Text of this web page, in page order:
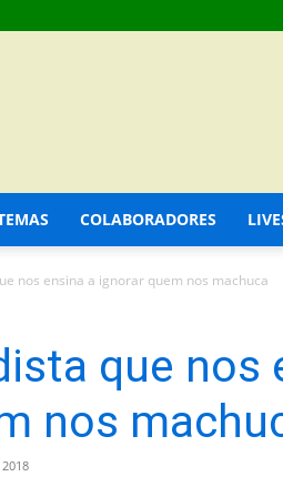
COLABORADORES
nos ensina a ignorar quem nos machuca
que nos
nos